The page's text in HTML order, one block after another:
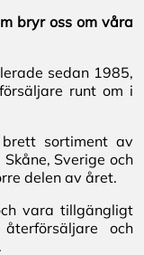
bryr oss om våra
sedan 1985,
runt om i
sortiment av
Sverige och
delen av året.
vara tillgängligt
och